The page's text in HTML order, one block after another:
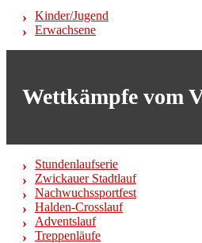
Kinder/Jugend
Erwachsene
Wettkämpfe vom
Stundenlaufserie
Zwickauer Stadtlauf
Nachwuchssportfest
Halden-Crosslauf
Adventslauf
Treppenläufe